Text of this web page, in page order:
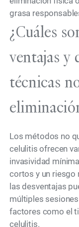
grasa
¿Cuáles
ventajas y
técnicas
Los métodos no
celulitis ofrecen
invasividad
cortos y un riesgo
las desventajas
múltiples
factores como el
celulitis.